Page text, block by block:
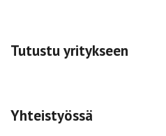
Tutustu yritykseen
Yhteistyössä